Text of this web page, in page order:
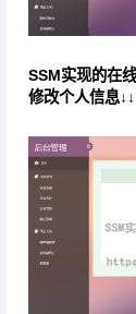
SSM实现的在
修改个人信息↓↓